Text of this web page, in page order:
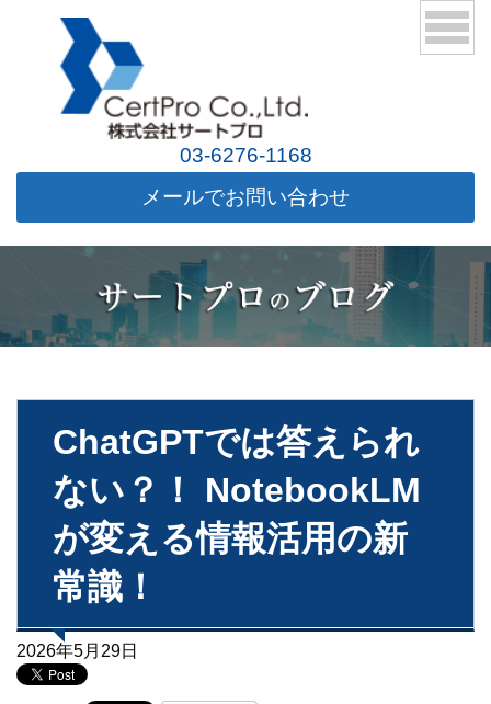
03-6276-1168
メールでお問い合わせ
ChatGPTでは答えられ
ない？！ NotebookLM
が変える情報活用の新
常識！
2026年5月29日